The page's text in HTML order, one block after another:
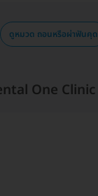
ดูหมวด ถอนหรือผ่าฟันคุด
One Clinic